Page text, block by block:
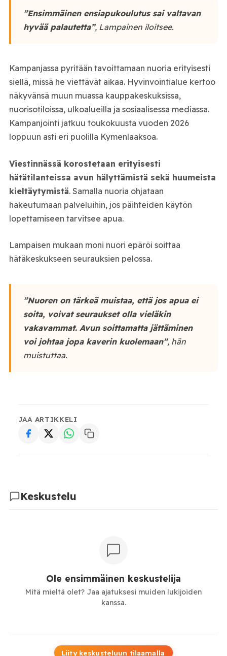
”Ensimmäinen ensiapukoulutus sai valtavan
hyvää palautetta”, Lampainen iloitsee.
Kampanjassa pyritään tavoittamaan nuoria erityisesti
siellä, missä he viettävät aikaa. Hyvinvointialue kertoo
näkyvänsä muun muassa kauppakeskuksissa,
nuorisotiloissa, ulkoalueilla ja sosiaalisessa mediassa.
Kampanjointi jatkuu toukokuusta vuoden 2026
loppuun asti eri puolilla Kymenlaaksoa.
Viestinnässä korostetaan erityisesti
hätätilanteissa avun hälyttämistä sekä huumeista
kieltäytymistä. Samalla nuoria ohjataan
hakeutumaan palveluihin, jos päihteiden käytön
lopettamiseen tarvitsee apua.
Lampaisen mukaan moni nuori epäröi soittaa
hätäkeskukseen seurauksien pelossa.
”Nuoren on tärkeä muistaa, että jos apua ei
soita, voivat seuraukset olla vieläkin
vakavammat. Avun soittamatta jättäminen
voi johtaa jopa kaverin kuolemaan”, hän
muistuttaa.
JAA ARTIKKELI
Keskustelu
Ole ensimmäinen keskustelija
Mitä mieltä olet? Jaa ajatuksesi muiden lukijoiden
kanssa.
Liity keskusteluun tilaamalla